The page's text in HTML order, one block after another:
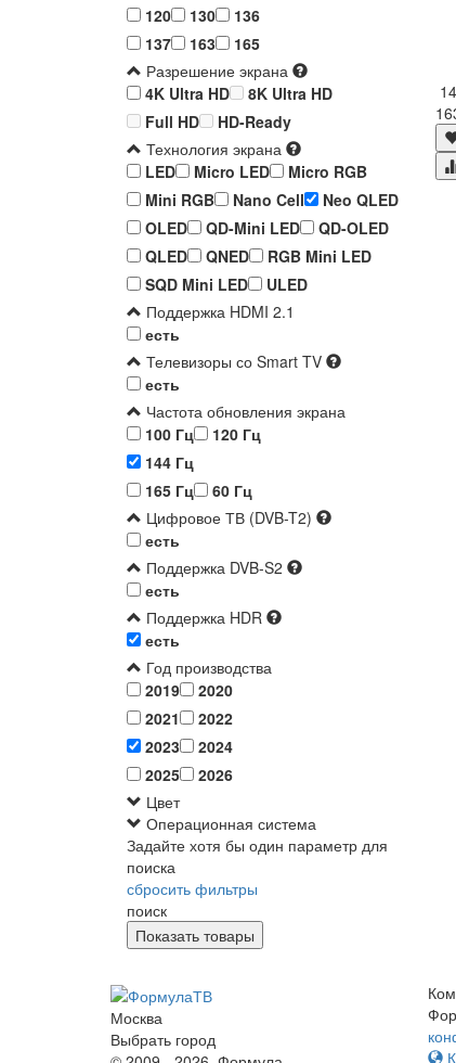
120
130
136
137
163
165
Разрешение экрана
4K Ultra HD
8K Ultra HD
Full HD
HD-Ready
Технология экрана
LED
Micro LED
Micro RGB
Mini RGB
Nano Cell
Neo QLED
OLED
QD-Mini LED
QD-OLED
QLED
QNED
RGB Mini LED
SQD Mini LED
ULED
Поддержка HDMI 2.1
есть
Телевизоры со Smart TV
есть
Частота обновления экрана
100 Гц
120 Гц
144 Гц
165 Гц
60 Гц
Цифровое ТВ (DVB-T2)
есть
Поддержка DVB-S2
есть
Поддержка HDR
есть
Год производства
2019
2020
2021
2022
2023
2024
2025
2026
Цвет
Операционная система
Задайте хотя бы один параметр для
поиска
сбросить фильтры
поиск
Москва
Выбрать город